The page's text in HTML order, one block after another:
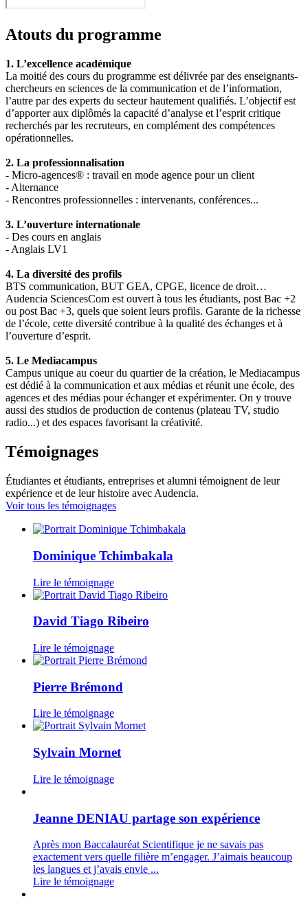
Atouts du programme
1. L’excellence académique
La moitié des cours du programme est délivrée par des enseignants-
chercheurs en sciences de la communication et de l’information,
l’autre par des experts du secteur hautement qualifiés. L’objectif est
d’apporter aux diplômés la capacité d’analyse et l’esprit critique
recherchés par les recruteurs, en complément des compétences
opérationnelles.
2. La professionnalisation
- Micro-agences® : travail en mode agence pour un client
- Alternance
- Rencontres professionnelles : intervenants, conférences...
3. L’ouverture internationale
- Des cours en anglais
- Anglais LV1
4. La diversité des profils
BTS communication, BUT GEA, CPGE, licence de droit…
Audencia SciencesCom est ouvert à tous les étudiants, post Bac +2
ou post Bac +3, quels que soient leurs profils. Garante de la richesse
de l’école, cette diversité contribue à la qualité des échanges et à
l’ouverture d’esprit.
5. Le Mediacampus
Campus unique au coeur du quartier de la création, le Mediacampus
est dédié à la communication et aux médias et réunit une école, des
agences et des médias pour échanger et expérimenter. On y trouve
aussi des studios de production de contenus (plateau TV, studio
radio...) et des espaces favorisant la créativité.
Témoignages
Étudiantes et étudiants, entreprises et alumni témoignent de leur
expérience et de leur histoire avec Audencia.
Voir tous les témoignages
Dominique Tchimbakala
Lire le témoignage
David Tiago Ribeiro
Lire le témoignage
Pierre Brémond
Lire le témoignage
Sylvain Mornet
Lire le témoignage
Jeanne DENIAU partage son expérience
Après mon Baccalauréat Scientifique je ne savais pas
exactement vers quelle filière m’engager. J’aimais beaucoup
les langues et j’avais envie ...
Lire le témoignage